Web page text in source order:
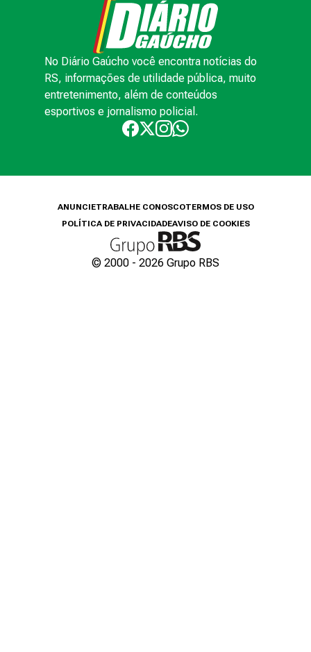
No Diário Gaúcho você encontra notícias do
RS, informações de utilidade pública, muito
entretenimento, além de conteúdos
esportivos e jornalismo policial.
ANUNCIETRABALHE CONOSCOTERMOS DE USO
POLÍTICA DE PRIVACIDADEAVISO DE COOKIES
© 2000 - 2026 Grupo RBS